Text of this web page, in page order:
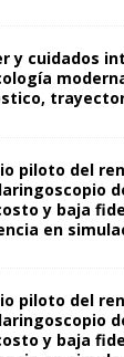
y cuidados
piloto del
y baja
en
piloto del
y baja